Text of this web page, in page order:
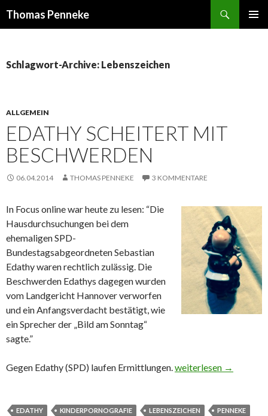
Thomas Penneke
Schlagwort-Archive: Lebenszeichen
ALLGEMEIN
EDATHY SCHEITERT MIT
BESCHWERDEN
06.04.2014 THOMAS PENNEKE 3 KOMMENTARE
In Focus online war heute zu lesen: “Die
Hausdurchsuchungen bei dem
ehemaligen SPD-
Bundestagsabgeordneten Sebastian
Edathy waren rechtlich zulässig. Die
Beschwerden Edathys dagegen wurden
vom Landgericht Hannover verworfen
und ein Anfangsverdacht bestätigt, wie
ein Sprecher der „Bild am Sonntag“
sagte.”
Gegen Edathy (SPD) laufen Ermittlungen.Edathy scheitert mit
weiterlesen →
EDATHY KINDERPORNOGRAFIE LEBENSZEICHEN
PENNEKE